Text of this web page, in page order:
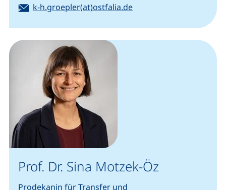
E-Mail:
k-h.groepler(at)ostfalia.de(öffnet Ihr E-Mail-
Prof. Dr. Sina Motzek-Öz
Prodekanin für Transfer und